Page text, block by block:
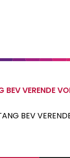
BEV VERENDE
BEV